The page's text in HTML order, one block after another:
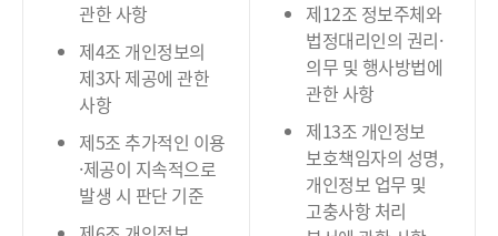
관한 사항
제4조 개인정보의
제3자 제공에 관한
사항
제5조 추가적인 이용
·제공이 지속적으로
발생 시 판단 기준
제12조 정보주체와
법정대리인의 권리·
의무 및 행사방법에
관한 사항
제13조 개인정보
보호책임자의 성명,
개인정보 업무 및
고충사항 처리